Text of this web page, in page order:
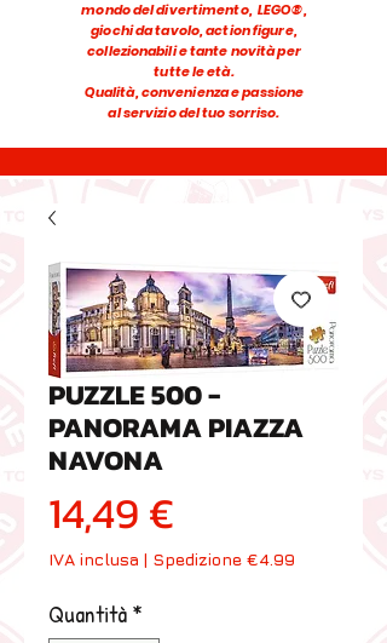
mondo del divertimento, LEGO®,
giochi da tavolo, action figure,
collezionabili e tante novità per
tutte le età.
Qualità, convenienza e passione
al servizio del tuo sorriso.
PUZZLE 500 -
PANORAMA PIAZZA
NAVONA
14,49 €
IVA inclusa | Spedizione €4.99
Quantità*